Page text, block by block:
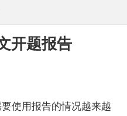
开题报告
使用报告的情况越来越